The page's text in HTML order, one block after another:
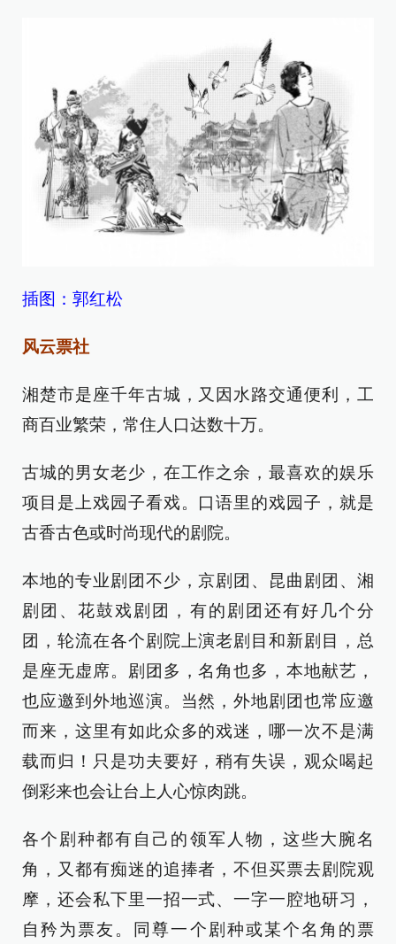
插图：郭红松
风云票社
湘楚市是座千年古城，又因水路交通便利，工
商百业繁荣，常住人口达数十万。
古城的男女老少，在工作之余，最喜欢的娱乐
项目是上戏园子看戏。口语里的戏园子，就是
古香古色或时尚现代的剧院。
本地的专业剧团不少，京剧团、昆曲剧团、湘
剧团、花鼓戏剧团，有的剧团还有好几个分
团，轮流在各个剧院上演老剧目和新剧目，总
是座无虚席。剧团多，名角也多，本地献艺，
也应邀到外地巡演。当然，外地剧团也常应邀
而来，这里有如此众多的戏迷，哪一次不是满
载而归！只是功夫要好，稍有失误，观众喝起
倒彩来也会让台上人心惊肉跳。
各个剧种都有自己的领军人物，这些大腕名
角，又都有痴迷的追捧者，不但买票去剧院观
摩，还会私下里一招一式、一字一腔地研习，
自矜为票友。同尊一个剧种或某个名角的票